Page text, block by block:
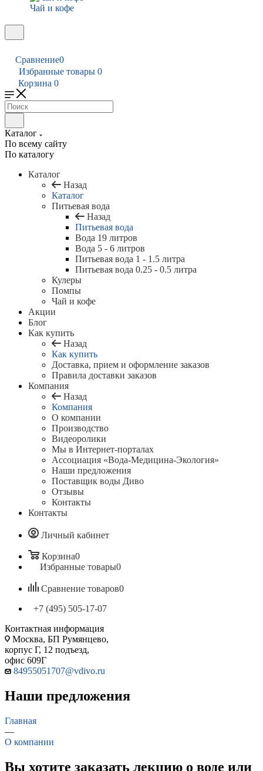
Чай и кофе
Сравнение0
Избранные товары 0
Корзина 0
Каталог
По всему сайту
По каталогу
Каталог
Назад
Каталог
Питьевая вода
Назад
Питьевая вода
Вода 19 литров
Вода 5 - 6 литров
Питьевая вода 1 - 1.5 литра
Питьевая вода 0.25 - 0.5 литра
Кулеры
Помпы
Чай и кофе
Акции
Блог
Как купить
Назад
Как купить
Доставка, прием и оформление заказов
Правила доставки заказов
Компания
Назад
Компания
О компании
Производство
Видеоролики
Мы в Интернет-порталах
Ассоциация «Вода-Медицина-Экология»
Наши предложения
Поставщик воды Диво
Отзывы
Контакты
Контакты
Личный кабинет
Корзина0
Избранные товары0
Сравнение товаров0
+7 (495) 505-17-07
Контактная информация
Москва, БП Румянцево,
корпус Г, 12 подъезд,
офис 609Г
84955051707@vdivo.ru
Наши предложения
Главная
—
О компании
Вы хотите заказать лекцию о воде или